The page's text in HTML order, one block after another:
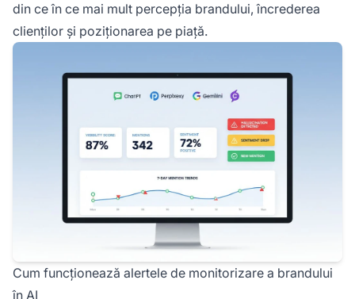
din ce în ce mai mult percepția brandului, încrederea
clienților și poziționarea pe piață.
Cum funcționează alertele de monitorizare a brandului
în AI